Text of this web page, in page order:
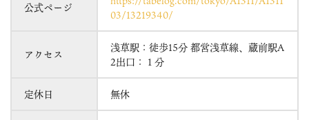
公式ページ
03/13219340/
アクセス
浅草駅：徒歩15分 都営浅草線、蔵前駅A
2出口：１分
定休日 無休